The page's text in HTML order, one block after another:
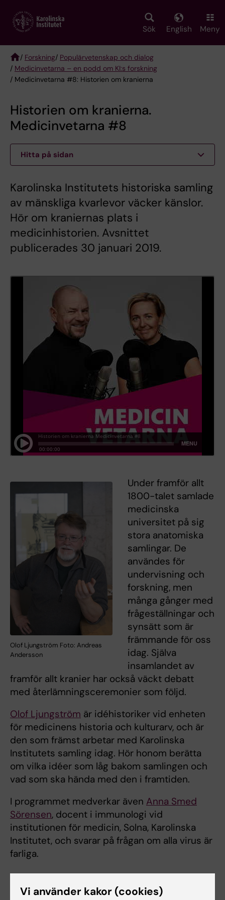
main
Sök English Meny
Breadcrumb
/ Forskning/ Populärvetenskap och dialog
/ Medicinvetarna – en podd om KI:s forskning
/ Medicinvetarna #8: Historien om kranierna
Historien om kranierna.
Medicinvetarna #8
Hitta på sidan
Karolinska Institutets historiska samling
av mänskliga kvarlevor väcker känslor.
Hör om kraniernas plats i
medicinhistorien. Avsnittet
publicerades 30 januari 2019.
Olof Ljungström Foto: Andreas
Andersson
Under framför allt
1800-talet samlade
medicinska
universitet på sig
stora anatomiska
samlingar. De
användes för
undervisning och
forskning, men
många gånger med
frågeställningar och
synsätt som är
främmande för oss
idag. Själva
insamlandet av
framför allt kranier har också väckt debatt
med återlämningsceremonier som följd.
Olof Ljungström är idéhistoriker vid enheten
för medicinens historia och kulturarv, och är
den som främst arbetar med Karolinska
Institutets samling idag. Hör honom berätta
om vilka idéer som låg bakom samlingen och
vad som ska hända med den i framtiden.
I programmet medverkar även Anna Smed
Sörensen, docent i immunologi vid
institutionen för medicin, Solna, Karolinska
Institutet, och svarar på frågan om alla virus är
farliga.
Vi använder kakor (cookies)